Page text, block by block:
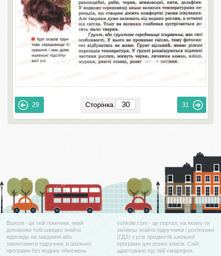
29 Сторінка 31
Вшколі - це твій помічник, який
допоможе тобі швидко знайти
відповідь на завдання або
завантажити підручник зі шкільної
програми без жодних обмежень.
vshkole.com - це портал, на якому ти
зможеш знайти підручники і роз'язники
(ГДЗ) з усіх предметів шкільної
програми для різних класів. Сайт
адаптовано під твій смартфон.